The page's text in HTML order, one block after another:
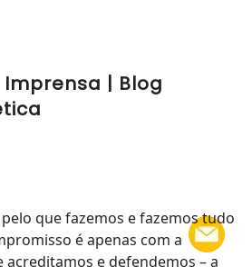
| Blog
que fazemos e fazemos tudo
é apenas com a
acreditamos e defendemos – a